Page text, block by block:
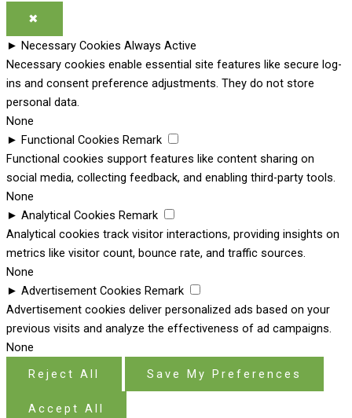
✖
► Necessary Cookies Always Active
Necessary cookies enable essential site features like secure log-
ins and consent preference adjustments. They do not store
personal data.
None
► Functional Cookies Remark
Functional cookies support features like content sharing on
social media, collecting feedback, and enabling third-party tools.
None
► Analytical Cookies Remark
Analytical cookies track visitor interactions, providing insights on
metrics like visitor count, bounce rate, and traffic sources.
None
► Advertisement Cookies Remark
Advertisement cookies deliver personalized ads based on your
previous visits and analyze the effectiveness of ad campaigns.
None
Reject All
Save My Preferences
Accept All